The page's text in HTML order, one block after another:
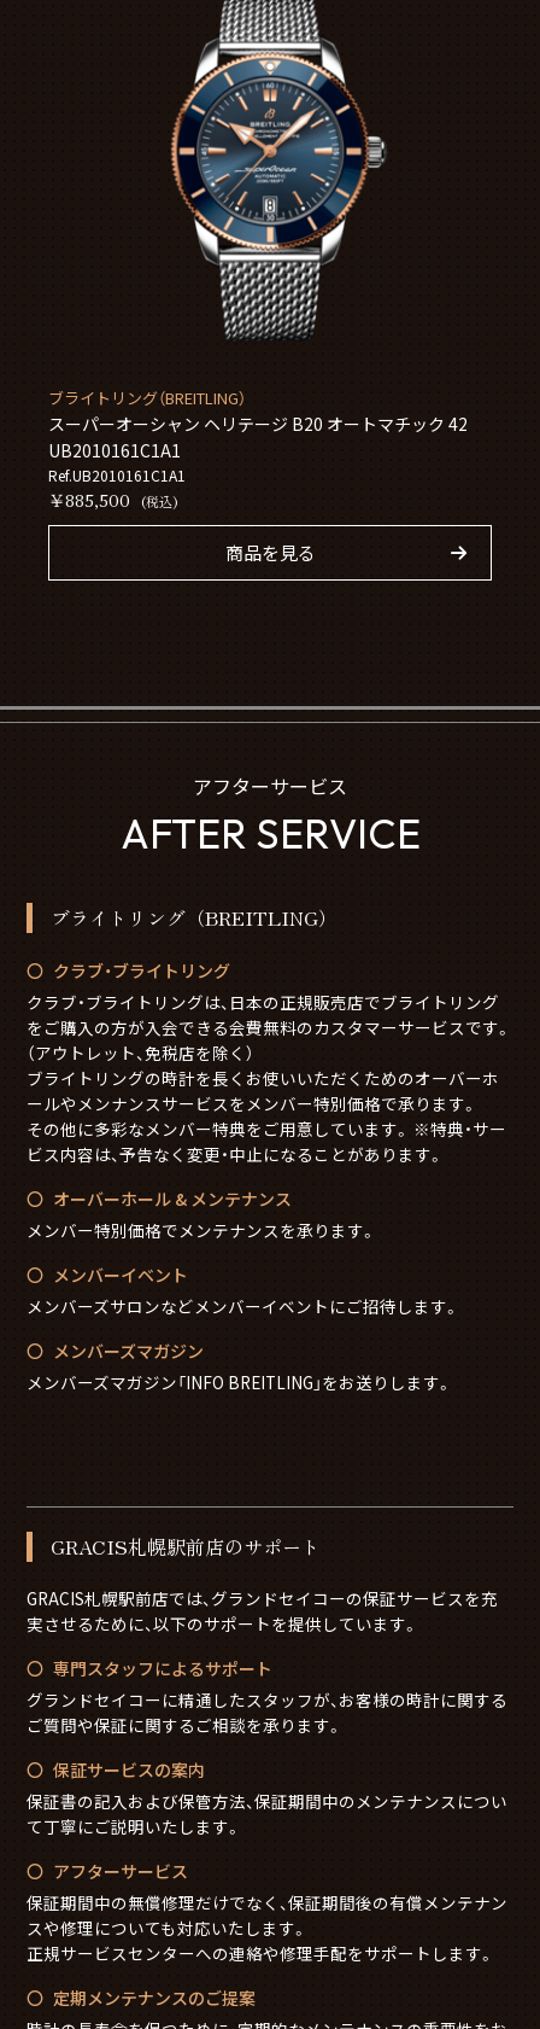
ブライトリング（BREITLING）
スーパーオーシャン ヘリテージ B20 オートマチック 42
UB2010161C1A1
Ref.UB2010161C1A1
￥885,500 (税込)
商品を見る
アフターサービス
AFTER SERVICE
ブライトリング（BREITLING）
クラブ・ブライトリング
クラブ・ブライトリングは、日本の正規販売店でブライトリング
をご購入の方が入会できる会費無料のカスタマーサービスです。
（アウトレット、免税店を除く）
ブライトリングの時計を長くお使いいただくためのオーバーホ
ールやメンナンスサービスをメンバー特別価格で承ります。
その他に多彩なメンバー特典をご用意しています。 ※特典・サー
ビス内容は、予告なく変更・中止になることがあります。
オーバーホール & メンテナンス
メンバー特別価格でメンテナンスを承ります。
メンバーイベント
メンバーズサロンなどメンバーイベントにご招待します。
メンバーズマガジン
メンバーズマガジン「INFO BREITLING」をお送りします。
GRACIS札幌駅前店のサポート
GRACIS札幌駅前店では、グランドセイコーの保証サービスを充
実させるために、以下のサポートを提供しています。
専門スタッフによるサポート
グランドセイコーに精通したスタッフが、お客様の時計に関する
ご質問や保証に関するご相談を承ります。
保証サービスの案内
保証書の記入および保管方法、保証期間中のメンテナンスについ
て丁寧にご説明いたします。
アフターサービス
保証期間中の無償修理だけでなく、保証期間後の有償メンテナン
スや修理についても対応いたします。
正規サービスセンターへの連絡や修理手配をサポートします。
定期メンテナンスのご提案